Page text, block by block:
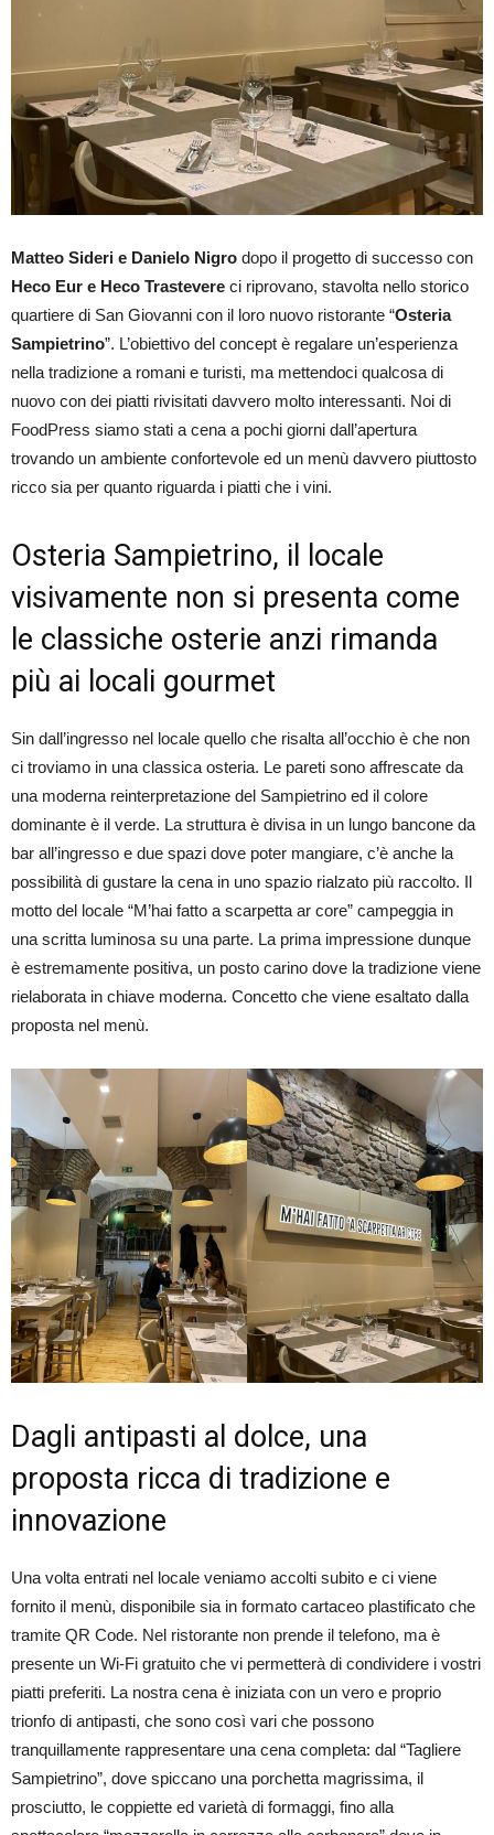
Matteo Sideri e Danielo Nigro dopo il progetto di successo con
Heco Eur e Heco Trastevere ci riprovano, stavolta nello storico
quartiere di San Giovanni con il loro nuovo ristorante “Osteria
Sampietrino”. L’obiettivo del concept è regalare un’esperienza
nella tradizione a romani e turisti, ma mettendoci qualcosa di
nuovo con dei piatti rivisitati davvero molto interessanti. Noi di
FoodPress siamo stati a cena a pochi giorni dall’apertura
trovando un ambiente confortevole ed un menù davvero piuttosto
ricco sia per quanto riguarda i piatti che i vini.
Osteria Sampietrino, il locale
visivamente non si presenta come
le classiche osterie anzi rimanda
più ai locali gourmet
Sin dall’ingresso nel locale quello che risalta all’occhio è che non
ci troviamo in una classica osteria. Le pareti sono affrescate da
una moderna reinterpretazione del Sampietrino ed il colore
dominante è il verde. La struttura è divisa in un lungo bancone da
bar all’ingresso e due spazi dove poter mangiare, c’è anche la
possibilità di gustare la cena in uno spazio rialzato più raccolto. Il
motto del locale “M’hai fatto a scarpetta ar core” campeggia in
una scritta luminosa su una parte. La prima impressione dunque
è estremamente positiva, un posto carino dove la tradizione viene
rielaborata in chiave moderna. Concetto che viene esaltato dalla
proposta nel menù.
Dagli antipasti al dolce, una
proposta ricca di tradizione e
innovazione
Una volta entrati nel locale veniamo accolti subito e ci viene
fornito il menù, disponibile sia in formato cartaceo plastificato che
tramite QR Code. Nel ristorante non prende il telefono, ma è
presente un Wi-Fi gratuito che vi permetterà di condividere i vostri
piatti preferiti. La nostra cena è iniziata con un vero e proprio
trionfo di antipasti, che sono così vari che possono
tranquillamente rappresentare una cena completa: dal “Tagliere
Sampietrino”, dove spiccano una porchetta magrissima, il
prosciutto, le coppiette ed varietà di formaggi, fino alla